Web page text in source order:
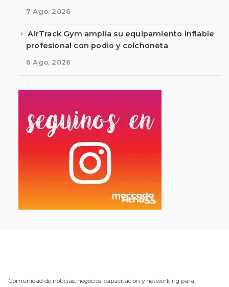
7 Ago, 2026
AirTrack Gym amplía su equipamiento inflable
profesional con podio y colchoneta
6 Ago, 2026
Comunidad de noticias, negocios, capacitación y networking para